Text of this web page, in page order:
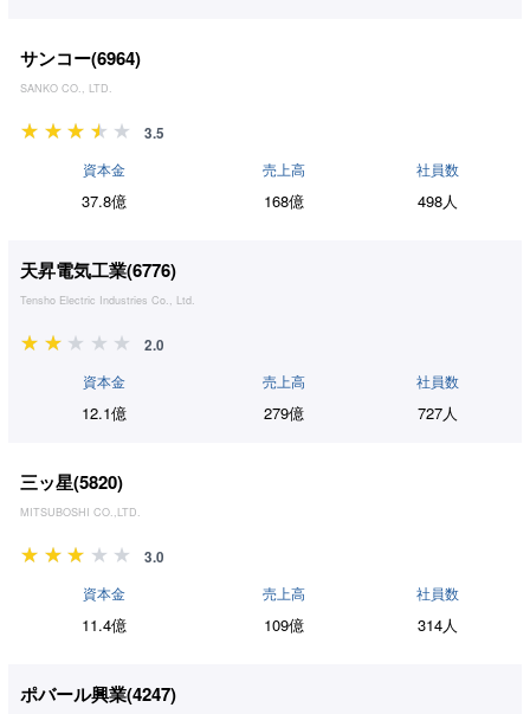
サンコー(6964)
SANKO CO., LTD.
3.5
資本金
37.8億
売上高
168億
社員数
498人
天昇電気工業(6776)
Tensho Electric Industries Co., Ltd.
2.0
資本金
12.1億
売上高
279億
社員数
727人
三ッ星(5820)
MITSUBOSHI CO.,LTD.
3.0
資本金
11.4億
売上高
109億
社員数
314人
ポバール興業(4247)